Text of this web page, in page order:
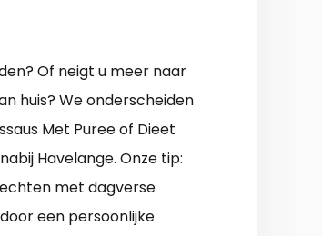
Of neigt u meer naar
huis? We onderscheiden
Met Puree of Dieet
Havelange. Onze tip:
met dagverse
een persoonlijke